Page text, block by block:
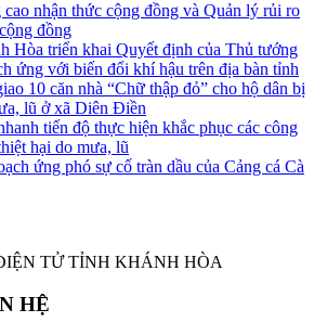
cao nhận thức cộng đồng và Quản lý rủi ro
đồng
Hòa triển khai Quyết định của Thủ tướng
ứng với biến đổi khí hậu trên địa bàn tỉnh
10 căn nhà “Chữ thập đỏ” cho hộ dân bị
lũ ở xã Diên Điền
tiến độ thực hiện khắc phục các công
hại do mưa, lũ
ứng phó sự cố tràn dầu của Cảng cá Cà
TỬ TỈNH KHÁNH HÒA
HỆ